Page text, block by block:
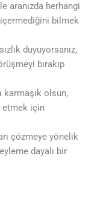
aranızda herhangi
bilmek
duyuyorsanız,
bırakıp
olsun,
etmek için
çözmeye yönelik
dayalı bir